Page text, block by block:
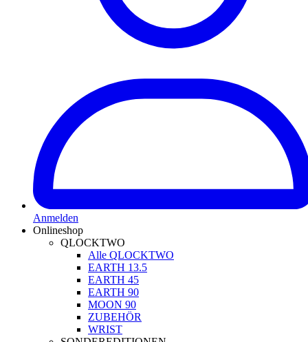
Anmelden
Onlineshop
QLOCKTWO
Alle QLOCKTWO
EARTH 13.5
EARTH 45
EARTH 90
MOON 90
ZUBEHÖR
WRIST